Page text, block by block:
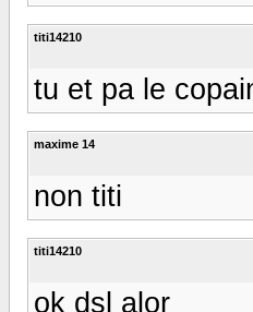
titi14210
tu et pa le
maxime 14
non titi
titi14210
ok dsl alor